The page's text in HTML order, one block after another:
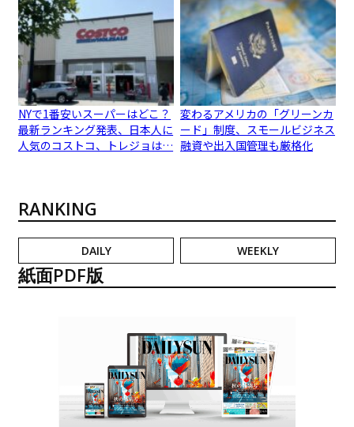
NYで1番安いスーパーはどこ？
最新ランキング発表、日本人に
人気のコストコ、トレジョは…
変わるアメリカの「グリーンカ
ード」制度、スモールビジネス
融資や出入国管理も厳格化
RANKING
DAILY WEEKLY
紙面PDF版